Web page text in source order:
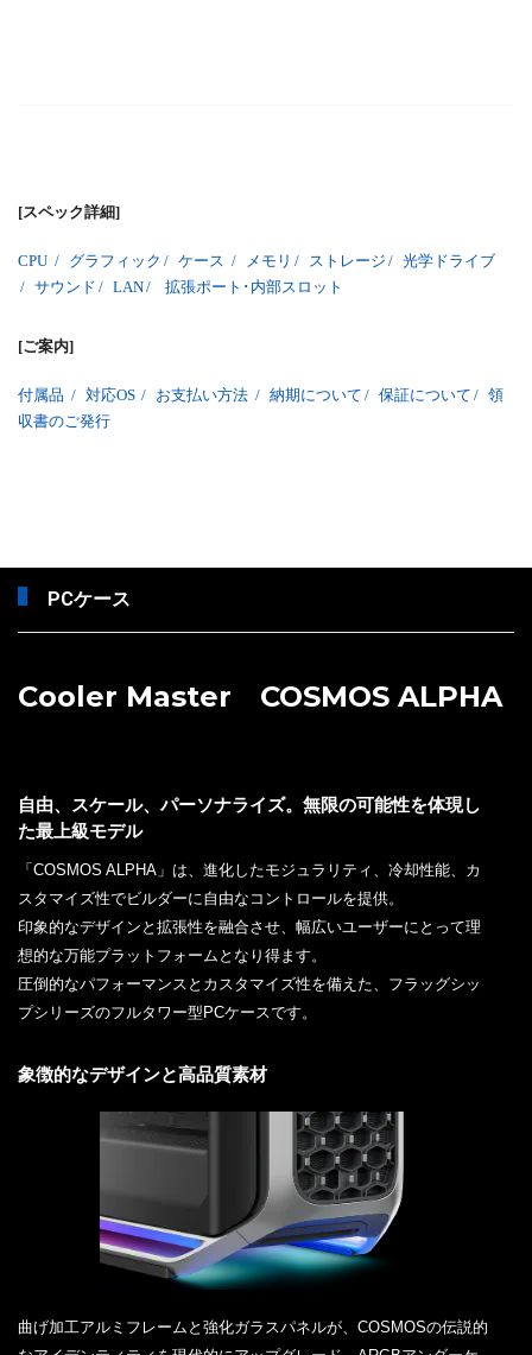
[スペック詳細]
CPU / グラフィック / ケース / メモリ / ストレージ / 光学ドライブ
/ サウンド / LAN/ 拡張ポート･内部スロット
[ご案内]
付属品 / 対応OS / お支払い方法 / 納期について / 保証について / 領
収書のご発行
PCケース
Cooler Master COSMOS ALPHA
自由、スケール、パーソナライズ。無限の可能性を体現し
た最上級モデル
「COSMOS ALPHA」は、進化したモジュラリティ、冷却性能、カ
スタマイズ性でビルダーに自由なコントロールを提供。
印象的なデザインと拡張性を融合させ、幅広いユーザーにとって理
想的な万能プラットフォームとなり得ます。
圧倒的なパフォーマンスとカスタマイズ性を備えた、フラッグシッ
プシリーズのフルタワー型PCケースです。
象徴的なデザインと高品質素材
曲げ加工アルミフレームと強化ガラスパネルが、COSMOSの伝説的